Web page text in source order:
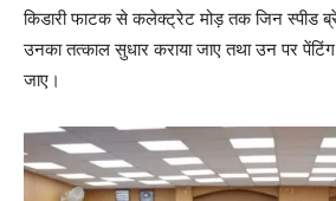
किडारी फाटक से कलेक्ट्रेट मोड़ तक जिन स्पीड
उनका तत्काल सुधार कराया जाए तथा उन पर पेंटिंग
जाए।